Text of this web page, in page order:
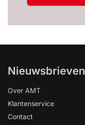
Nieuwsbrieven
Over AMT
Klantenservice
Contact